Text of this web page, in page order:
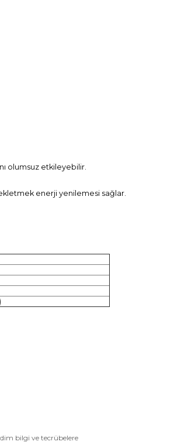
olumsuz etkileyebilir.
enerji yenilemesi sağlar.
bilgi ve tecrübelere